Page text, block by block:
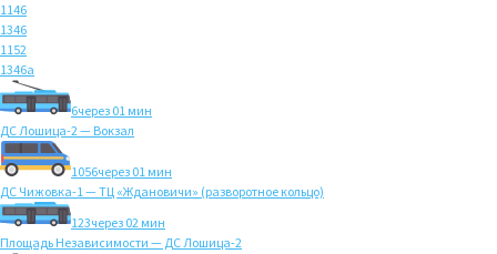
1146
1346
1152
1346а
6через 01 мин
ДС Лошица-2 — Вокзал
1056через 01 мин
ДС Чижовка-1 — ТЦ «Ждановичи» (разворотное кольцо)
123через 02 мин
Площадь Независимости — ДС Лошица-2